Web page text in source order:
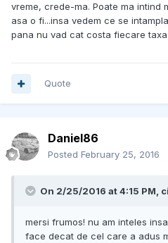
vreme, crede-ma. Poate ma intind
asa o fi...insa vedem ce se
pana nu vad cat costa fiecare
Quote
Daniel86
Posted February 25, 2016
On 2/25/2016 at 4:15 PM,
mersi frumos! nu am inteles
face decat de cel care a adus